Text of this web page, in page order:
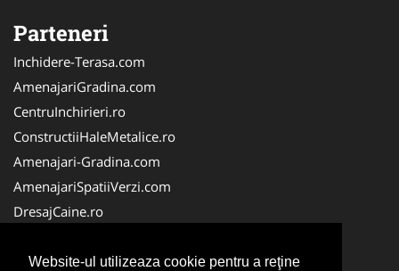
Website-ul utilizeaza cookie pentru a reţine
Parteneri
Inchidere-Terasa.com
AmenajariGradina.com
CentruInchirieri.ro
ConstructiiHaleMetalice.ro
Amenajari-Gradina.com
AmenajariSpatiiVerzi.com
DresajCaine.ro
Alpinist-Utilitar.com